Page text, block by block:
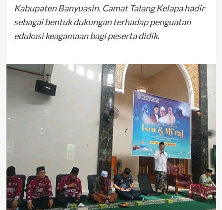
Kabupaten Banyuasin. Camat Talang Kelapa hadir
sebagai bentuk dukungan terhadap penguatan
edukasi keagamaan bagi peserta didik.